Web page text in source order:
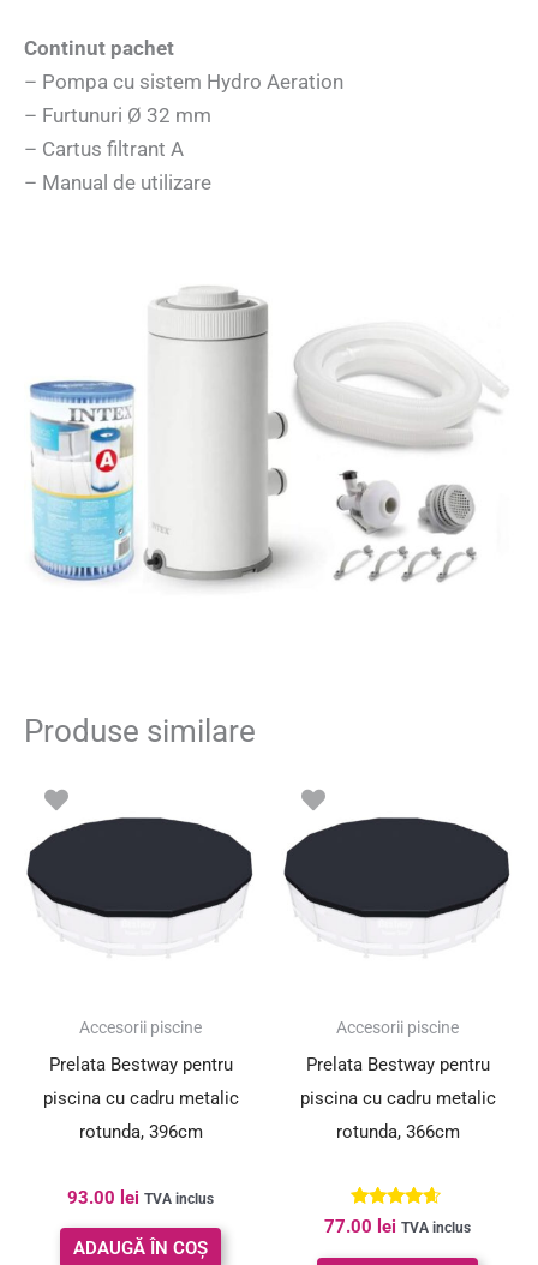
Continut pachet
– Pompa cu sistem Hydro Aeration
– Furtunuri Ø 32 mm
– Cartus filtrant A
– Manual de utilizare
Produse similare
Accesorii piscine
Prelata Bestway pentru
piscina cu cadru metalic
rotunda, 396cm
93.00 lei TVA inclus
ADAUGĂ ÎN COȘ
Accesorii piscine
Prelata Bestway pentru
piscina cu cadru metalic
rotunda, 366cm
Evaluat la
4.50
din 5
77.00 lei TVA inclus